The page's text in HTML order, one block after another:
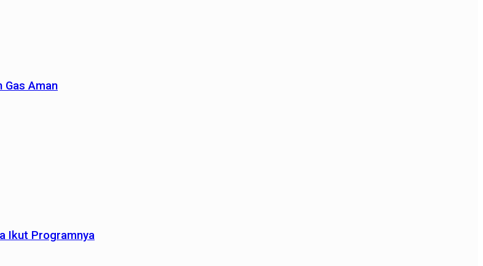
Gas Aman
Ikut Programnya